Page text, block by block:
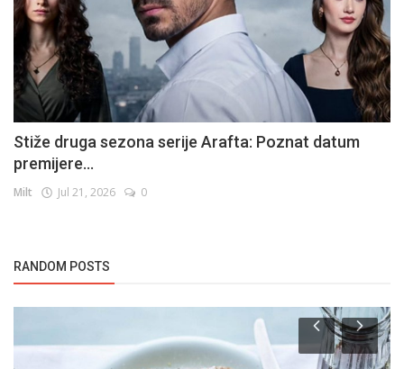
Stiže druga sezona serije Arafta: Poznat datum
premijere...
Milt Jul 21, 2026 0
RANDOM POSTS